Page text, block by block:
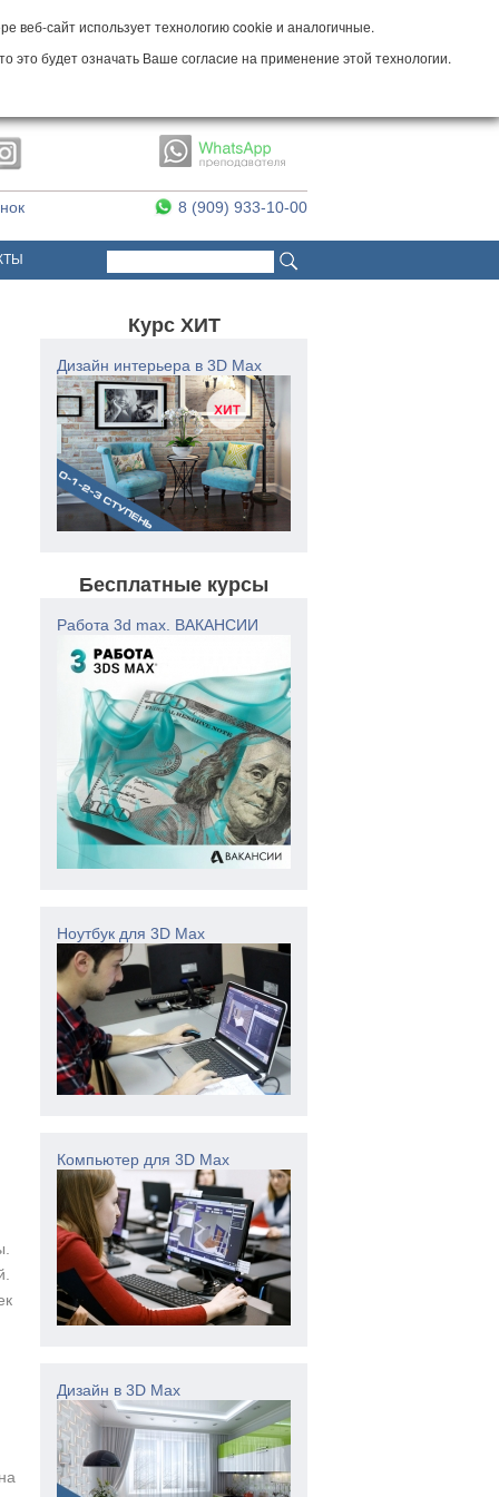
веб-сайт использует технологию cookie и аналогичные.
будет означать Ваше согласие на применение этой технологии.
8 (909) 933-10-00
Курс ХИТ
Дизайн интерьера в 3D Max
Бесплатные курсы
Работа 3d max. ВАКАНСИИ
Ноутбук для 3D Max
Компьютер для 3D Max
Дизайн в 3D Max